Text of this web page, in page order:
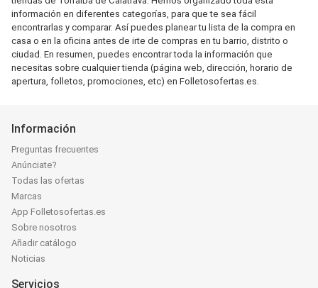
información en diferentes categorías, para que te sea fácil
encontrarlas y comparar. Así puedes planear tu lista de la compra en
casa o en la oficina antes de irte de compras en tu barrio, distrito o
ciudad. En resumen, puedes encontrar toda la información que
necesitas sobre cualquier tienda (página web, dirección, horario de
apertura, folletos, promociones, etc) en Folletosofertas.es.
Información
Preguntas frecuentes
Anúnciate?
Todas las ofertas
Marcas
App Folletosofertas.es
Sobre nosotros
Añadir catálogo
Noticias
Servicios